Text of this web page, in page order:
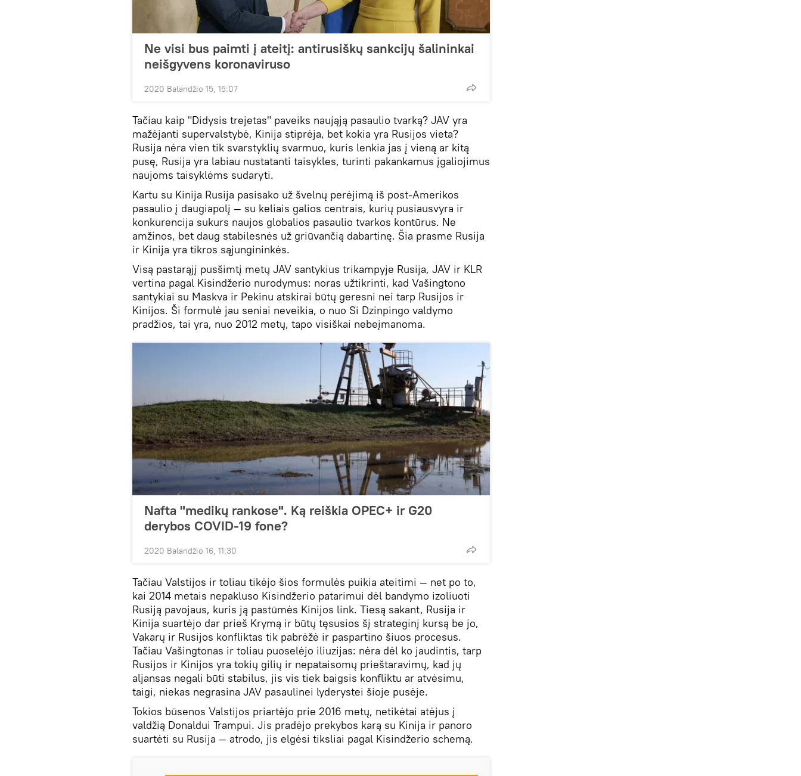
Ne visi bus paimti į ateitį: antirusiškų sankcijų šalininkai
neišgyvens koronaviruso
2020 Balandžio 15, 15:07
Tačiau kaip "Didysis trejetas" paveiks naująją pasaulio tvarką? JAV yra
mažėjanti supervalstybė, Kinija stiprėja, bet kokia yra Rusijos vieta?
Rusija nėra vien tik svarstyklių svarmuo, kuris lenkia jas į vieną ar kitą
pusę, Rusija yra labiau nustatanti taisykles, turinti pakankamus įgaliojimus
naujoms taisyklėms sudaryti.
Kartu su Kinija Rusija pasisako už švelnų perėjimą iš post-Amerikos
pasaulio į daugiapolį — su keliais galios centrais, kurių pusiausvyra ir
konkurencija sukurs naujos globalios pasaulio tvarkos kontūrus. Ne
amžinos, bet daug stabilesnės už griūvančią dabartinę. Šia prasme Rusija
ir Kinija yra tikros sąjungininkės.
Visą pastarąjį pusšimtį metų JAV santykius trikampyje Rusija, JAV ir KLR
vertina pagal Kisindžerio nurodymus: noras užtikrinti, kad Vašingtono
santykiai su Maskva ir Pekinu atskirai būtų geresni nei tarp Rusijos ir
Kinijos. Ši formulė jau seniai neveikia, o nuo Si Dzinpingo valdymo
pradžios, tai yra, nuo 2012 metų, tapo visiškai nebeįmanoma.
Nafta "medikų rankose". Ką reiškia OPEC+ ir G20
derybos COVID-19 fone?
2020 Balandžio 16, 11:30
Tačiau Valstijos ir toliau tikėjo šios formulės puikia ateitimi — net po to,
kai 2014 metais nepakluso Kisindžerio patarimui dėl bandymo izoliuoti
Rusiją pavojaus, kuris ją pastūmės Kinijos link. Tiesą sakant, Rusija ir
Kinija suartėjo dar prieš Krymą ir būtų tęsusios šį strateginį kursą be jo,
Vakarų ir Rusijos konfliktas tik pabrėžė ir paspartino šiuos procesus.
Tačiau Vašingtonas ir toliau puoselėjo iliuzijas: nėra dėl ko jaudintis, tarp
Rusijos ir Kinijos yra tokių gilių ir nepataisomų prieštaravimų, kad jų
aljansas negali būti stabilus, jis vis tiek baigsis konfliktu ar atvėsimu,
taigi, niekas negrasina JAV pasaulinei lyderystei šioje pusėje.
Tokios būsenos Valstijos priartėjo prie 2016 metų, netikėtai atėjus į
valdžią Donaldui Trampui. Jis pradėjo prekybos karą su Kinija ir panoro
suartėti su Rusija — atrodo, jis elgėsi tiksliai pagal Kisindžerio schemą.